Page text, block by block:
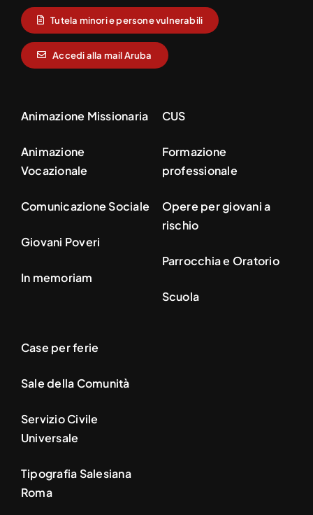
Tutela minori e persone vulnerabili
Accedi alla mail Aruba
Animazione Missionaria
Animazione
Vocazionale
Comunicazione Sociale
Giovani Poveri
In memoriam
CUS
Formazione
professionale
Opere per giovani a
rischio
Parrocchia e Oratorio
Scuola
Case per ferie
Sale della Comunità
Servizio Civile
Universale
Tipografia Salesiana
Roma